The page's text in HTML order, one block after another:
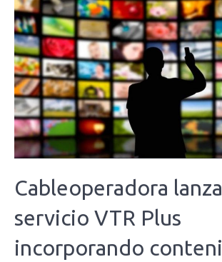
Cableoperadora
servicio VTR Plus
incorporando